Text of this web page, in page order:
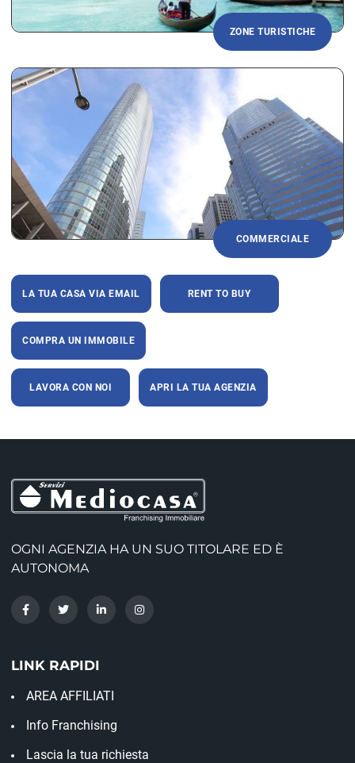
ZONE TURISTICHE
COMMERCIALE
LA TUA CASA VIA EMAIL RENT TO BUY
COMPRA UN IMMOBILE
LAVORA CON NOI APRI LA TUA AGENZIA
OGNI AGENZIA HA UN SUO TITOLARE ED È
AUTONOMA
LINK RAPIDI
AREA AFFILIATI
Info Franchising
Lascia la tua richiesta